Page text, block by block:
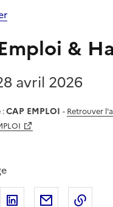
&
avril 2026
:CAP EMPLOI - Retrouver
surFacebook
l'article sur X
Partager l'article sur
Partager